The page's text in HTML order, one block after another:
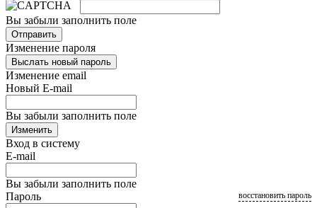
Вы забыли заполнить поле
Отправить
Изменение пароля
Выслать новый пароль
Изменение email
Новый E-mail
Вы забыли заполнить поле
Изменить
Вход в систему
E-mail
Вы забыли заполнить поле
Пароль
восстановить пароль